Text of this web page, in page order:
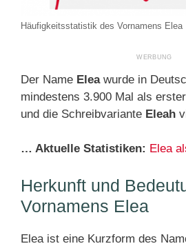
Häufigkeitsstatistik des Vornamens Elea
Der Name Eleawurde in
mindestens 3.900 Mal als
und die Schreibvariante Eleah
… Aktuelle Statistiken: Elea
Herkunft und
Vornamens Elea
Elea ist eine Kurzform des